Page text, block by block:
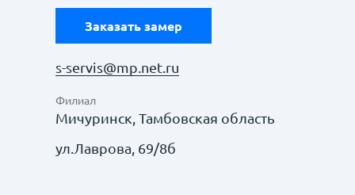
Заказать замер
s-servis@mp.net.ru
Филиал
Мичуринск, Тамбовская область
ул.Лаврова, 69/8б